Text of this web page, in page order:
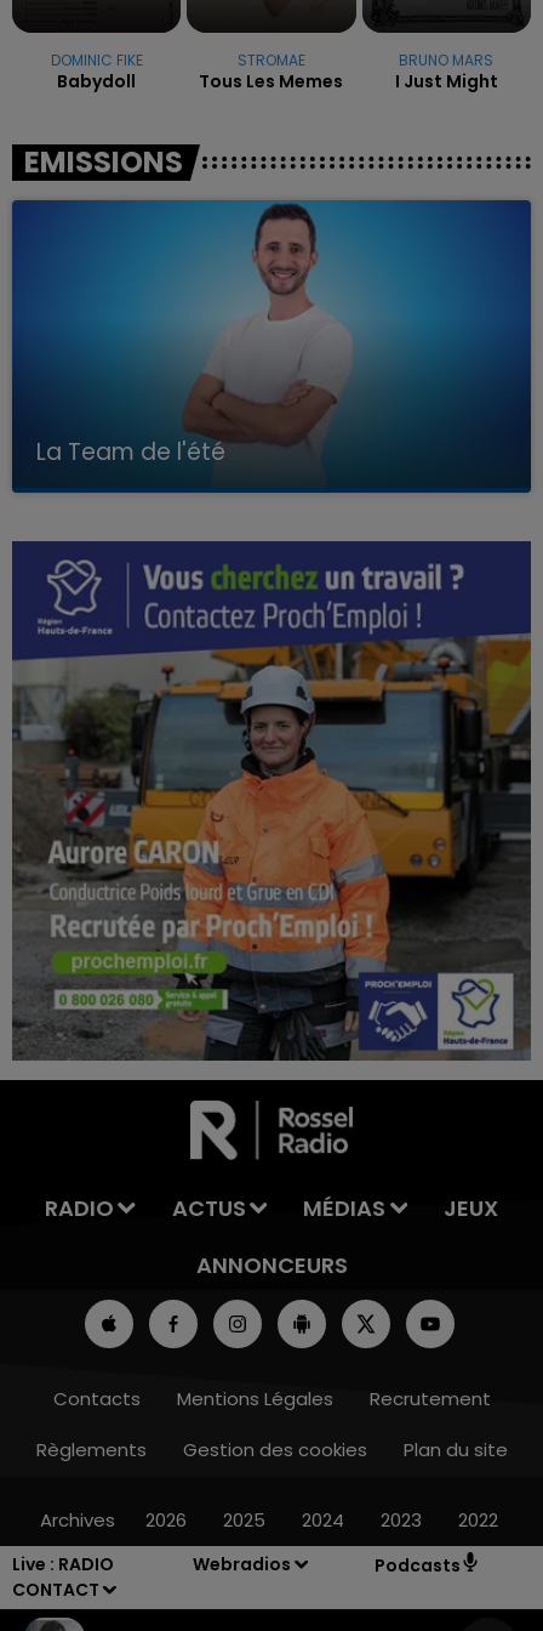
Live : RADIO
CONTACT
Webradios Podcasts
LA TEAM DU WEEK-END
DOMINIC FIKE
Babydoll
STROMAE
Tous Les Memes
BRUNO MARS
I Just Might
EMISSIONS
La Team de l'été
Avec Kenny
RADIO ACTUS MÉDIAS
JEUX
ANNONCEURS
Contacts Mentions Légales
Recrutement
Règlements
Gestion des cookies Plan du site
Archives 2026 2025 2024 2023 2022